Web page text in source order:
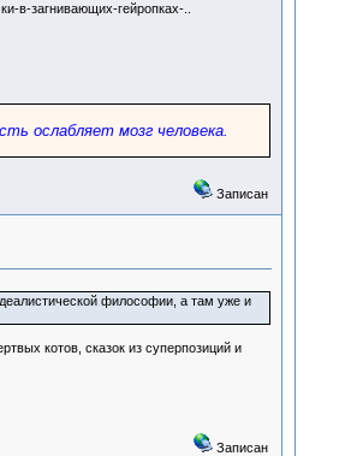
в-загнивающих-гейропках-..
ослабляет мозг человека.
Записан
философии, а там уже и
котов, сказок из суперпозиций и
Записан